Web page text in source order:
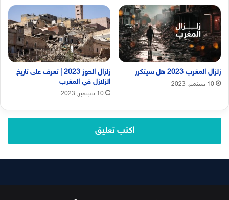
زلزال المغرب 2023 هل سيتكرر
10 سبتمبر, 2023
زلزال الحوز 2023 | تعرف على تاريخ
الزلازل في المغرب
10 سبتمبر, 2023
اكتب تعليق